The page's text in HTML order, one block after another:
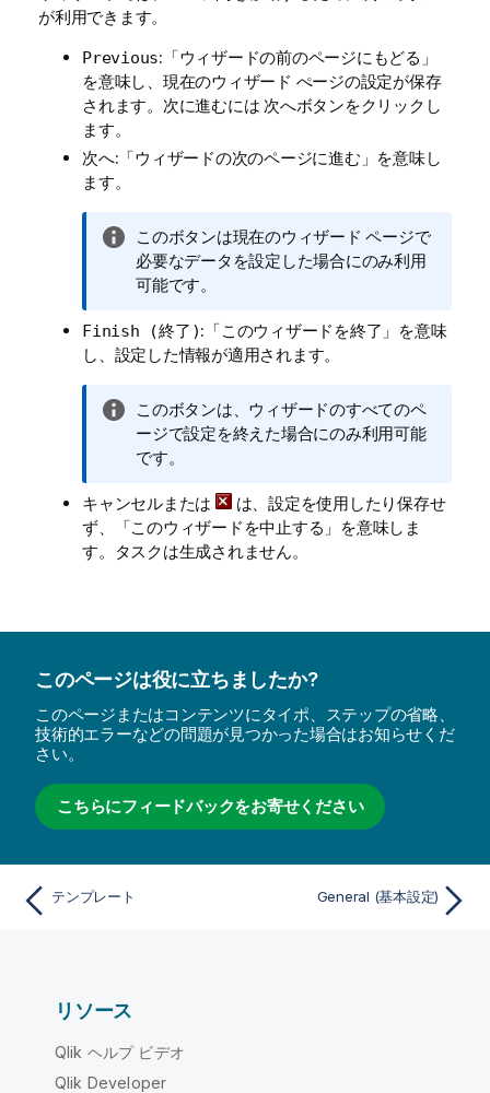
が利用できます。
Previous:「ウィザードの前のページにもどる」
を意味し、現在のウィザード ぺージの設定が保存
されます。次に進むには 次へボタンをクリックし
ます。
次へ:「ウィザードの次のページに進む」を意味し
ます。
情
報
メ
このボタンは現在のウィザード ページで
必要なデータを設定した場合にのみ利用
可能です。
Finish (終了):「このウィザードを終了」を意味
し、設定した情報が適用されます。
情
報
メ
このボタンは、ウィザードのすべてのペ
ージで設定を終えた場合にのみ利用可能
です。
キャンセルまたは
は、設定を使用したり保存せ
ず、「このウィザードを中止する」を意味しま
す。タスクは生成されません。
このページは役に立ちましたか?
このページまたはコンテンツにタイポ、ステップの省略、
技術的エラーなどの問題が見つかった場合はお知らせくだ
さい。
こちらにフィードバックをお寄せください
テンプレート General (基本設定)
リソース
Qlik ヘルプ ビデオ
Qlik Developer